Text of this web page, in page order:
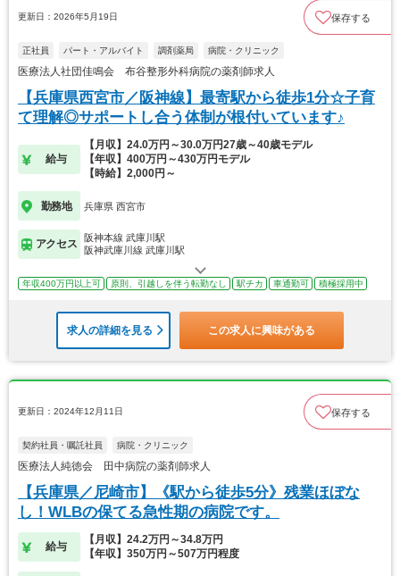
更新日：2026年5月19日 保存する
正社員 パート・アルバイト 調剤薬局 病院・クリニック
医療法人社団佳鳴会 布谷整形外科病院の薬剤師求人
【兵庫県西宮市／阪神線】最寄駅から徒歩1分☆子育
て理解◎サポートし合う体制が根付いています♪
給与
【月収】24.0万円～30.0万円27歳～40歳モデル
【年収】400万円～430万円モデル
【時給】2,000円～
勤務地 兵庫県 西宮市
アクセス
阪神本線 武庫川駅
阪神武庫川線 武庫川駅
年収400万円以上可 原則、引越しを伴う転勤なし 駅チカ 車通勤可 積極採用中
求人の詳細を見る この求人に興味がある
更新日：2024年12月11日 保存する
契約社員・嘱託社員 病院・クリニック
医療法人純徳会 田中病院の薬剤師求人
【兵庫県／尼崎市】《駅から徒歩5分》残業ほぼな
し！WLBの保てる急性期の病院です。
給与
【月収】24.2万円～34.8万円
【年収】350万円～507万円程度